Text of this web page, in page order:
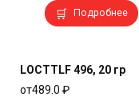
Подробнее
Этот
товар
вариаций.
LOCTTLF 496, 20 гр
от489.0 ₽